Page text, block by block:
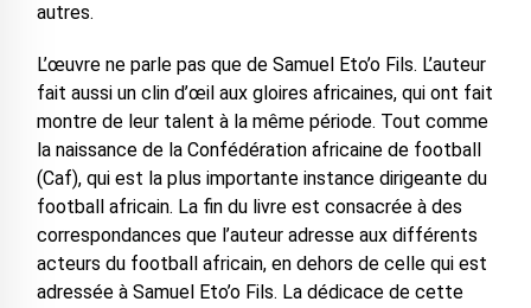
autres.
L’œuvre ne parle pas que de Samuel Eto’o Fils. L’auteur
fait aussi un clin d’œil aux gloires africaines, qui ont fait
montre de leur talent à la même période. Tout comme
la naissance de la Confédération africaine de football
(Caf), qui est la plus importante instance dirigeante du
football africain. La fin du livre est consacrée à des
correspondances que l’auteur adresse aux différents
acteurs du football africain, en dehors de celle qui est
adressée à Samuel Eto’o Fils. La dédicace de cette